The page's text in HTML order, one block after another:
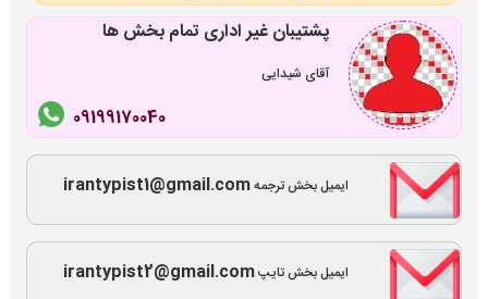
پشتیبان غیر اداری تمام بخش ها
آقای شیدایی
09199170040
ایمیل بخش ترجمهirantypist1@gmail.com
ایمیل بخش تایپirantypist2@gmail.com